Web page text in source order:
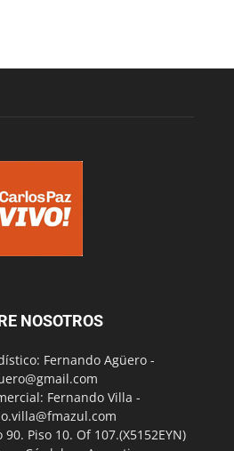
NOSOTROS
Fernando Agüero -
Fernando Villa -
Piso 10. Of 107.(X5152EYN)